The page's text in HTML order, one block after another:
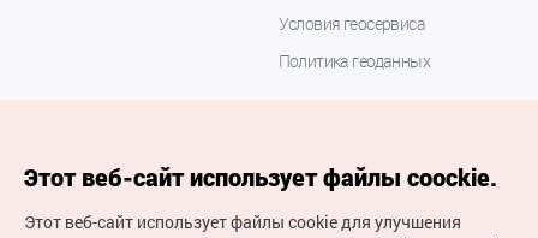
Условия геосервиса
Политика геоданных
Этот веб-сайт использует файлы coockie.
Этот веб-сайт использует файлы cookie для улучшения